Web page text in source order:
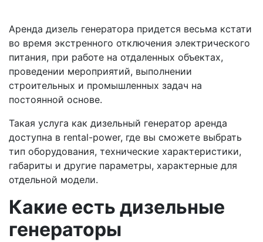
Аренда дизель генератора придется весьма кстати
во время экстренного отключения электрического
питания, при работе на отдаленных объектах,
проведении мероприятий, выполнении
строительных и промышленных задач на
постоянной основе.
Такая услуга как дизельный генератор аренда
доступна в rental-power, где вы сможете выбрать
тип оборудования, технические характеристики,
габариты и другие параметры, характерные для
отдельной модели.
Какие есть дизельные
генераторы